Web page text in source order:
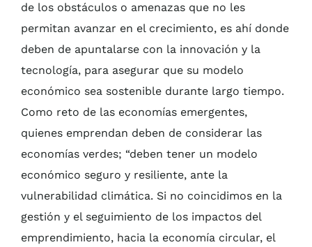
de los obstáculos o amenazas que no les
permitan avanzar en el crecimiento, es ahí donde
deben de apuntalarse con la innovación y la
tecnología, para asegurar que su modelo
económico sea sostenible durante largo tiempo.
Como reto de las economías emergentes,
quienes emprendan deben de considerar las
economías verdes; “deben tener un modelo
económico seguro y resiliente, ante la
vulnerabilidad climática. Si no coincidimos en la
gestión y el seguimiento de los impactos del
emprendimiento, hacia la economía circular, el